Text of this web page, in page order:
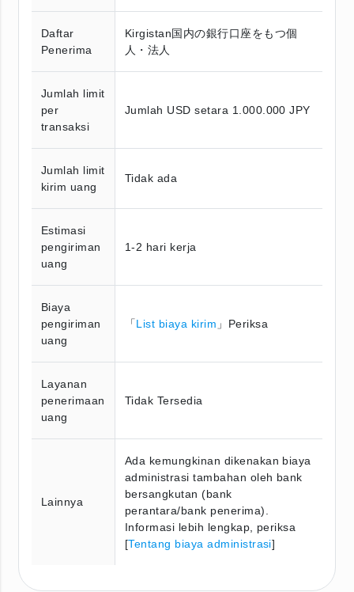
Daftar
Penerima
Kirgistan国内の銀行口座をもつ個
人・法人
Jumlah limit
per
transaksi
Jumlah USD setara 1.000.000 JPY
Jumlah limit
kirim uang
Tidak ada
Estimasi
pengiriman
uang
1-2 hari kerja
Biaya
pengiriman
uang
「List biaya kirim 」Periksa
Layanan
penerimaan
uang
Tidak Tersedia
Lainnya
Ada kemungkinan dikenakan biaya
administrasi tambahan oleh bank
bersangkutan (bank
perantara/bank penerima).
Informasi lebih lengkap, periksa
[Tentang biaya administrasi]